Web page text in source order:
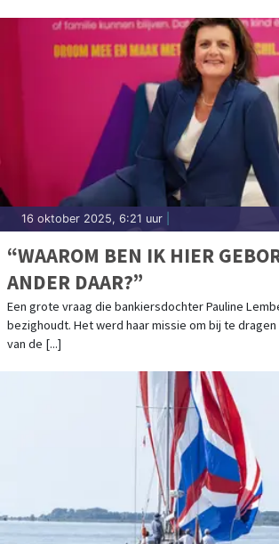
16 oktober 2025, 6:21 uur
“WAAROM BEN IK HIER
ANDER DAAR?”
Een grote vraag die bankiersdochter Pauline
bezighoudt. Het werd haar missie om bij te
van de [...]